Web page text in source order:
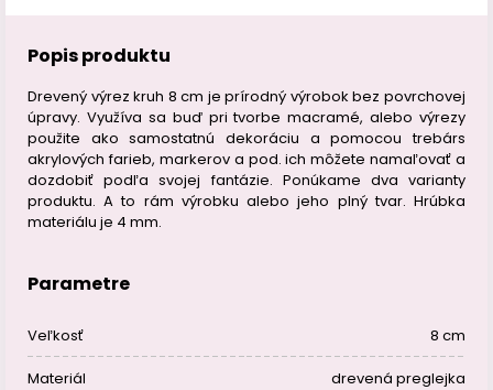
Popis produktu
Drevený výrez kruh 8 cm je prírodný výrobok bez povrchovej
úpravy. Využíva sa buď pri tvorbe macramé, alebo výrezy
použite ako samostatnú dekoráciu a pomocou trebárs
akrylových farieb, markerov a pod. ich môžete namaľovať a
dozdobiť podľa svojej fantázie. Ponúkame dva varianty
produktu. A to rám výrobku alebo jeho plný tvar. Hrúbka
materiálu je 4 mm.
Parametre
Veľkosť 8 cm
Materiál drevená preglejka